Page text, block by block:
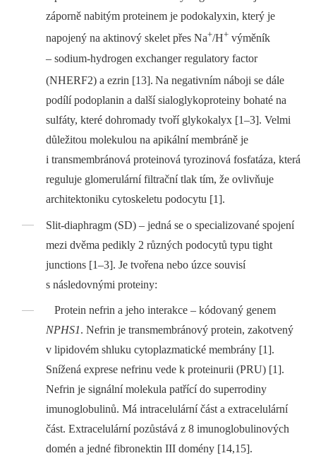
záporně nabitým proteinem je podokalyxin, který je
napojený na aktinový skelet přes Na+/H+ výměník
–⁠ sodium-hydrogen exchanger regulatory factor
(NHERF2) a ezrin [13]. Na negativním náboji se dále
podílí podoplanin a další sialoglykoproteiny bohaté na
sulfáty, které dohromady tvoří glykokalyx [1–3]. Velmi
důležitou molekulou na apikální membráně je
i transmembránová proteinová tyrozinová fosfatáza, která
reguluje glomerulární filtrační tlak tím, že ovlivňuje
architektoniku cytoskeletu podocytu [1].
Slit-diaphragm (SD) –⁠ jedná se o specializované spojení
mezi dvěma pedikly 2 různých podocytů typu tight
junctions [1–3]. Je tvořena nebo úzce souvisí
s následovnými proteiny:
Protein nefrin a jeho interakce –⁠ kódovaný genem
NPHS1. Nefrin je transmembránový protein, zakotvený
v lipidovém shluku cytoplazmatické membrány [1].
Snížená exprese nefrinu vede k proteinurii (PRU) [1].
Nefrin je signální molekula patřící do superrodiny
imunoglobulinů. Má intracelulární část a extracelulární
část. Extracelulární pozůstává z 8 imunoglobulinových
domén a jedné fibronektin III do­mény [14,15].